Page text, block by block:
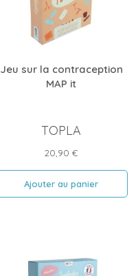
Jeu sur la contraception
MAP it
TOPLA
Prix
20,90 €
Ajouter au panier